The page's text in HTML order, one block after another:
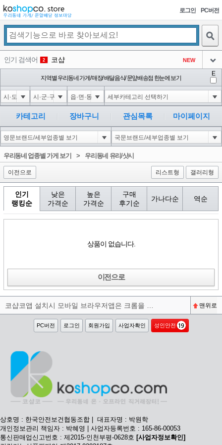
로그인 PC버전
인기 검색어 2 코샵 NEW
3 익스
아이콘
4 은계타운
아이콘
5 미끄럼방지
아이콘
NEW
6 대성설렁탕
아이콘
-16
1
지역별 우리동네 가게/ 매장/ 배달음식/ 문앞배송점 한눈에 보기
E
카테고리 장바구니 관심목록 마이페이지
우리동네 업종별 가게 보기 > 우리동네 유리/샷시
이전으로 리스트형 갤러리형
인기
랭킹순
낮은
가격순
높은
가격순
구매
후기순
가나다순 역순
상품이 없습니다.
이전으로
맨위로
PC버전 로그인 회원가입 사업자확인 성인안전
상호명 : 한국안전보건협동조합 | 대표자명 : 박원학
개인정보관리 책임자 : 박혜영 | 사업자등록번호 : 165-86-00053
통신판매업신고번호 : 제2015-인천부평-0628호 [사업자정보확인]